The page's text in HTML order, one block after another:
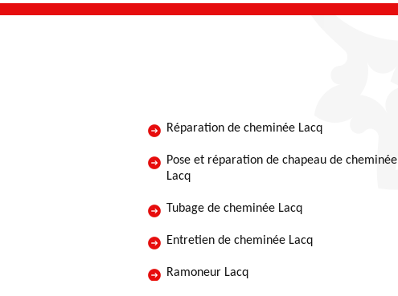
Réparation de cheminée Lacq
Pose et réparation de chapeau de cheminée
Lacq
Tubage de cheminée Lacq
Entretien de cheminée Lacq
Ramoneur Lacq